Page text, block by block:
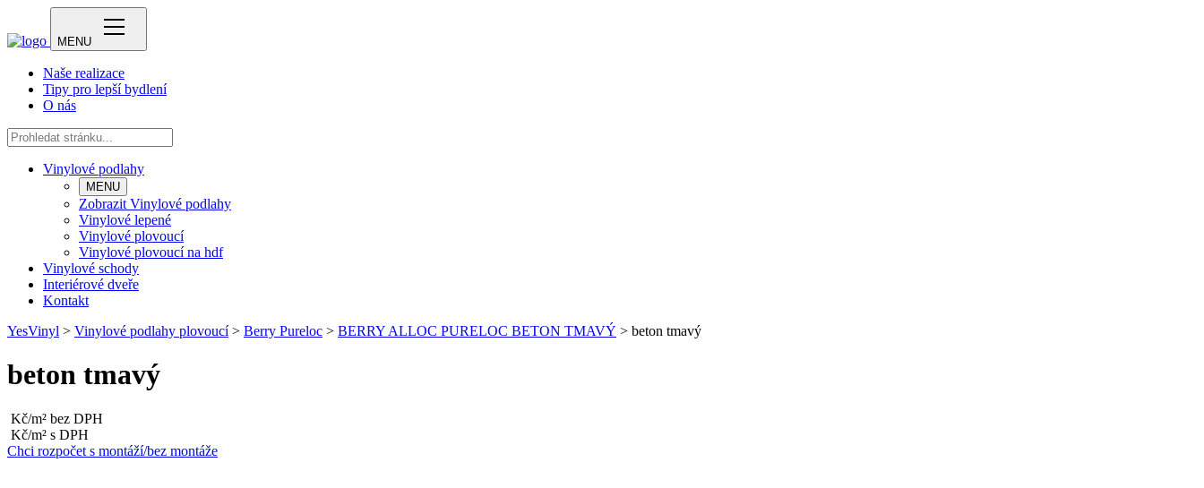
MENU
Naše realizace
Tipy pro lepší bydlení
O nás
Vinylové podlahy
MENU
Zobrazit Vinylové podlahy
Vinylové lepené
Vinylové plovoucí
Vinylové plovoucí na hdf
Vinylové schody
Interiérové dveře
Kontakt
YesVinyl > Vinylové podlahy plovoucí> Berry Pureloc > BERRY ALLOC PURELOC BETON TMAVÝ > beton tmavý
beton tmavý
Kč/m² bez DPH
Kč/m² s DPH
Chci rozpočet s montáží/bez montáže